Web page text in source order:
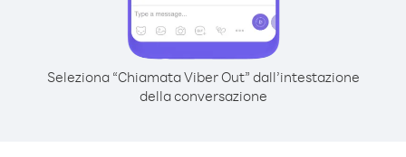
Seleziona “Chiamata Viber Out” dall’intestazione
della conversazione